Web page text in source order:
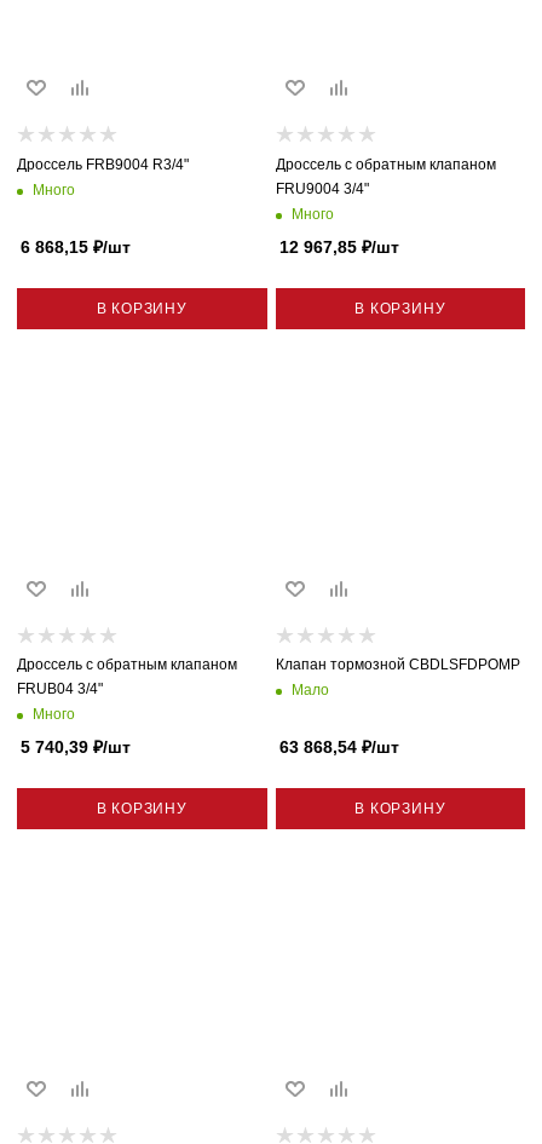
Дроссель FRB9004 R3/4"
Много
6 868,15 ₽/шт
В КОРЗИНУ
Дроссель с обратным клапаном
FRU9004 3/4"
Много
12 967,85₽/шт
В КОРЗИНУ
Дроссель с обратным клапаном
FRUB04 3/4"
Много
5 740,39 ₽/шт
В КОРЗИНУ
Клапан тормозной CBDLSFDPOMP
Мало
63 868,54₽/шт
В КОРЗИНУ